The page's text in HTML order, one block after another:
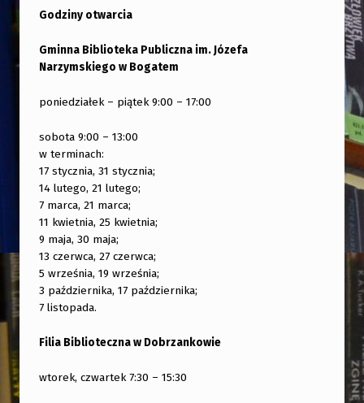
Godziny otwarcia
Gminna Biblioteka Publiczna im. Józefa
Narzymskiego w Bogatem
poniedziałek – piątek 9:00 – 17:00
sobota 9:00 – 13:00
w terminach:
17 stycznia, 31 stycznia;
14 lutego, 21 lutego;
7 marca, 21 marca;
11 kwietnia, 25 kwietnia;
9 maja, 30 maja;
13 czerwca, 27 czerwca;
5 września, 19 września;
3 października, 17 października;
7 listopada.
Filia Biblioteczna w Dobrzankowie
wtorek, czwartek 7:30 – 15:30